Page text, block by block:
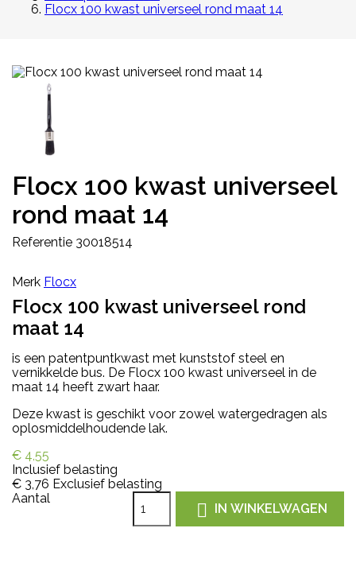
Flocx 100 kwast universeel rond maat 14
Flocx 100 kwast universeel
rond maat 14
Referentie 30018514
Merk Flocx
Flocx 100 kwast universeel rond
maat 14
is een patentpuntkwast met kunststof steel en
vernikkelde bus. De Flocx 100 kwast universeel in de
maat 14 heeft zwart haar.
Deze kwast is geschikt voor zowel watergedragen als
oplosmiddelhoudende lak.
€ 4,55
Inclusief belasting
€ 3,76 Exclusief belasting
Aantal
 IN WINKELWAGEN